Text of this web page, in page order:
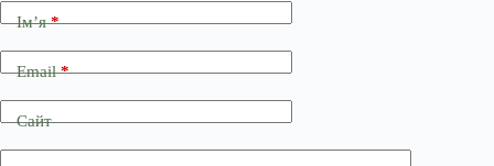
Ім’я*
Email*
Сайт